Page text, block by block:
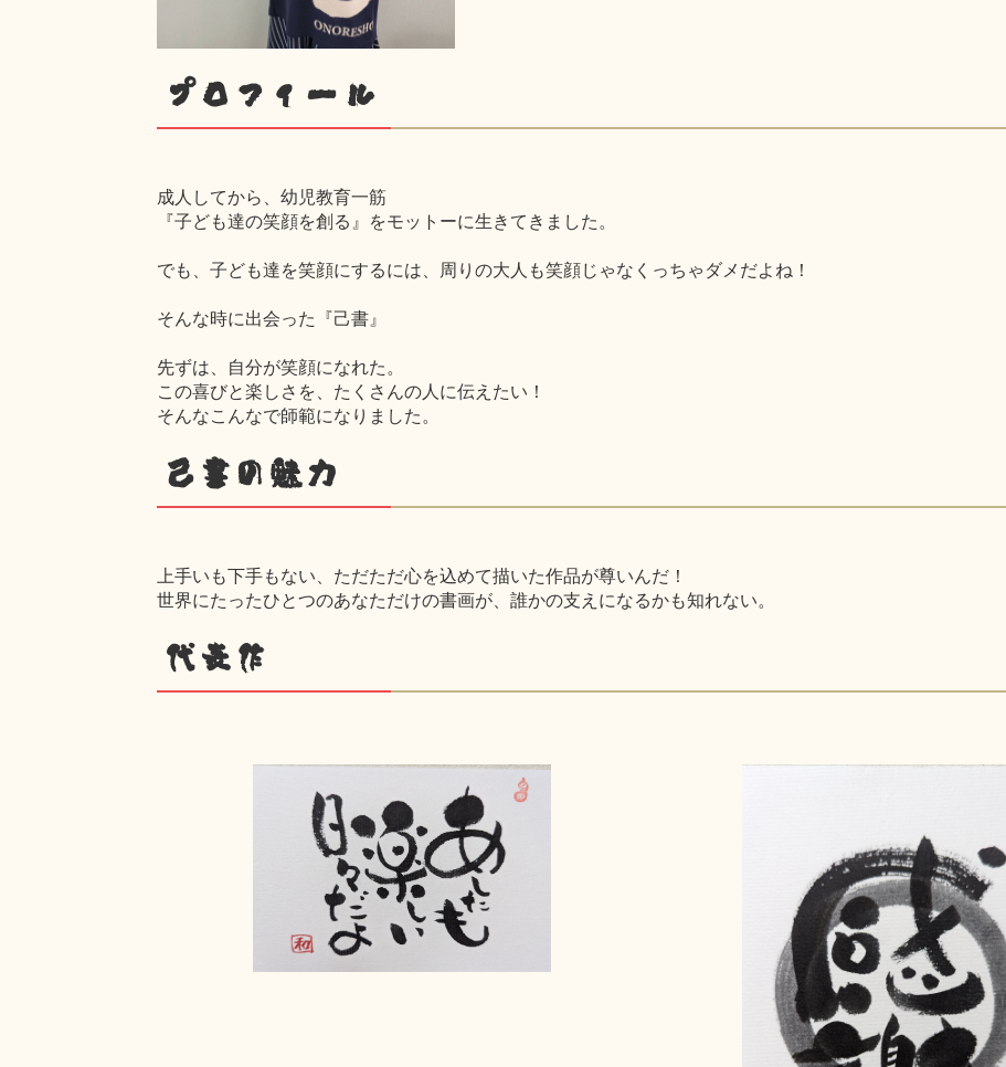
プロフィール
成人してから、幼児教育一筋
『子ども達の笑顔を創る』をモットーに生きてきました。
でも、子ども達を笑顔にするには、周りの大人も笑顔じゃなくっちゃダメだよね！
そんな時に出会った『己書』
先ずは、自分が笑顔になれた。
この喜びと楽しさを、たくさんの人に伝えたい！
そんなこんなで師範になりました。
己書の魅力
上手いも下手もない、ただただ心を込めて描いた作品が尊いんだ！
世界にたったひとつのあなただけの書画が、誰かの支えになるかも知れない。
代表作